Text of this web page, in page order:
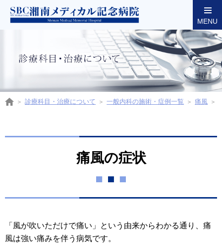
MENU
東京都墨田区両国の湘南メディカル記念病院
診療科目・治療について 一般内科の施術・症例一覧 痛風
痛風の症状
「風が吹いただけで痛い」という由来からわかる通り、痛
風は強い痛みを伴う病気です。